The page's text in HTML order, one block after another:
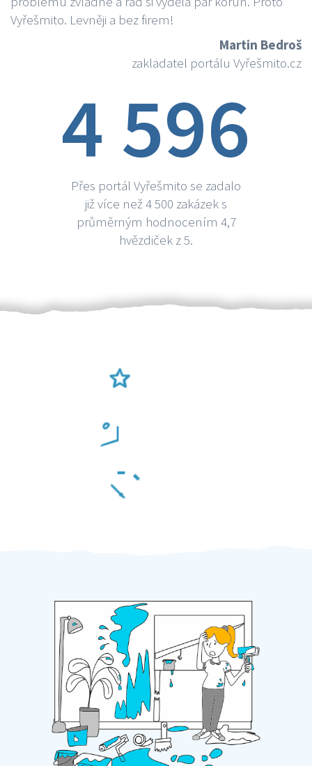
Vyřešmito. Levněji a bez firem!
Martin Bedroš
zakladatel portálu Vyřešmito.cz
4 596
Přes portál Vyřešmito se zadalo
již více než 4 500 zakázek s
průměrným hodnocením 4,7
hvězdiček z 5.